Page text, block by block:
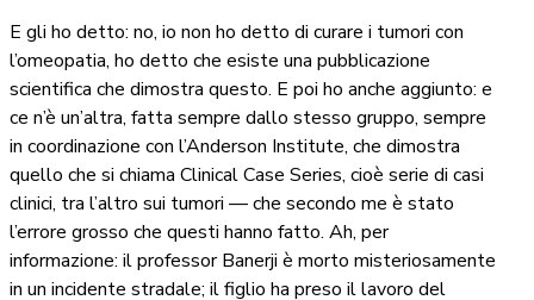
E gli ho detto: no, io non ho detto di curare i tumori con
l’omeopatia, ho detto che esiste una pubblicazione
scientifica che dimostra questo. E poi ho anche aggiunto: e
ce n’è un’altra, fatta sempre dallo stesso gruppo, sempre
in coordinazione con l’Anderson Institute, che dimostra
quello che si chiama Clinical Case Series, cioè serie di casi
clinici, tra l’altro sui tumori — che secondo me è stato
l’errore grosso che questi hanno fatto. Ah, per
informazione: il professor Banerji è morto misteriosamente
in un incidente stradale; il figlio ha preso il lavoro del